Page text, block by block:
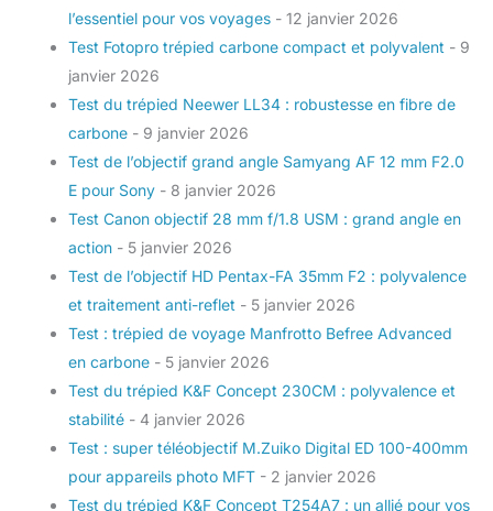
l’essentiel pour vos voyages - 12 janvier 2026
Test Fotopro trépied carbone compact et polyvalent - 9
janvier 2026
Test du trépied Neewer LL34 : robustesse en fibre de
carbone - 9 janvier 2026
Test de l’objectif grand angle Samyang AF 12 mm F2.0
E pour Sony - 8 janvier 2026
Test Canon objectif 28 mm f/1.8 USM : grand angle en
action - 5 janvier 2026
Test de l’objectif HD Pentax-FA 35mm F2 : polyvalence
et traitement anti-reflet - 5 janvier 2026
Test : trépied de voyage Manfrotto Befree Advanced
en carbone - 5 janvier 2026
Test du trépied K&F Concept 230CM : polyvalence et
stabilité - 4 janvier 2026
Test : super téléobjectif M.Zuiko Digital ED 100-400mm
pour appareils photo MFT - 2 janvier 2026
Test du trépied K&F Concept T254A7 : un allié pour vos